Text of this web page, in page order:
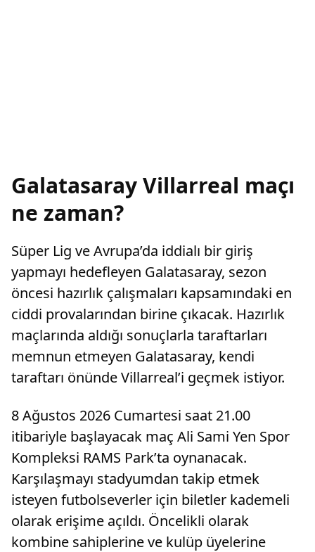
Galatasaray Villarreal maçı
ne zaman?
Süper Lig ve Avrupa’da iddialı bir giriş
yapmayı hedefleyen Galatasaray, sezon
öncesi hazırlık çalışmaları kapsamındaki en
ciddi provalarından birine çıkacak. Hazırlık
maçlarında aldığı sonuçlarla taraftarları
memnun etmeyen Galatasaray, kendi
taraftarı önünde Villarreal’i geçmek istiyor.
8 Ağustos 2026 Cumartesi saat 21.00
itibariyle başlayacak maç Ali Sami Yen Spor
Kompleksi RAMS Park’ta oynanacak.
Karşılaşmayı stadyumdan takip etmek
isteyen futbolseverler için biletler kademeli
olarak erişime açıldı. Öncelikli olarak
kombine sahiplerine ve kulüp üyelerine